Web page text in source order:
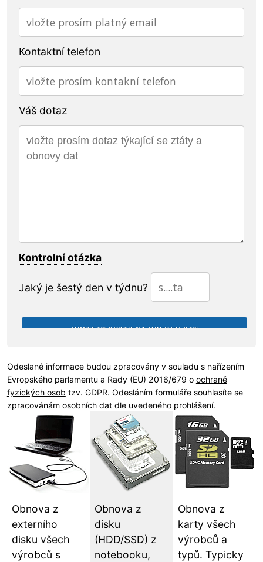
Kontaktní telefon
Váš dotaz
Kontrolní otázka
Jaký je šestý den v týdnu?
Odeslané informace budou zpracovány v souladu s nařízením
Evropského parlamentu a Rady (EU) 2016/679 o ochraně
fyzických osob tzv. GDPR. Odesláním formuláře souhlasíte se
zpracovánám osobních dat dle uvedeného prohlášení.
Obnova z
externího
disku všech
výrobců s
Obnova z
disku
(HDD/SSD) z
notebooku,
Obnova z
karty všech
výrobců a
typů. Typicky